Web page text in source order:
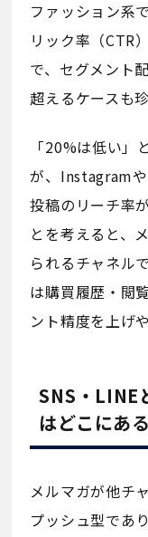
ファッション系
リック率（CTR
で、セグメント
超えるケースも
「20%は低い」
が、Instagram
投稿のリーチ率
とを考えると、
られるチャネル
は購買履歴・閲
ント精度を上げ
SNS・LINE
はどこにあ
メルマガが他チ
プッシュ型であ